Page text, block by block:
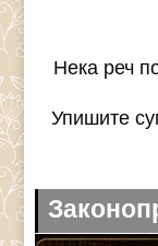
Нека реч
Упишите